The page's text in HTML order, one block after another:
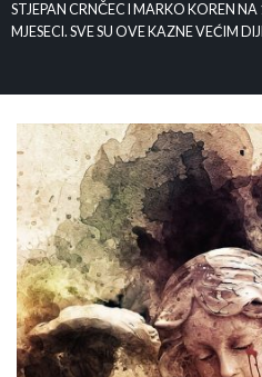
STJEPAN CRNČEC I MARKO KOREN
MJESECI. SVE SU OVE KAZNE VEĆIM